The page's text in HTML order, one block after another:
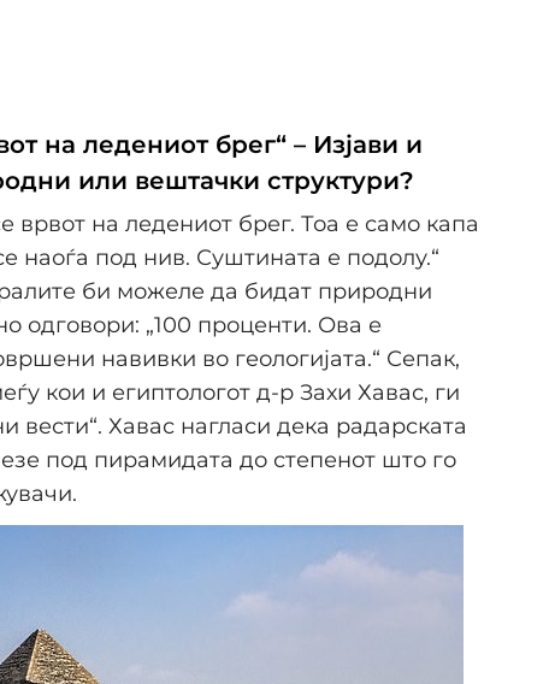
на ледениот брег“ – Изјави и
или вештачки структури?
врвот на ледениот брег. Тоа е само капа
наоѓа под нив. Суштината е подолу.“
би можеле да бидат природни
одговори: „100 проценти. Ова е
навивки во геологијата.“ Сепак,
кои и египтологот д-р Захи Хавас, ги
вести“. Хавас нагласи дека радарската
под пирамидата до степенот што го